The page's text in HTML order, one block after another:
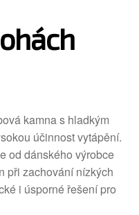
kamna s hladkým
účinnost vytápění.
od dánského výrobce
při zachování nízkých
i úsporné řešení pro